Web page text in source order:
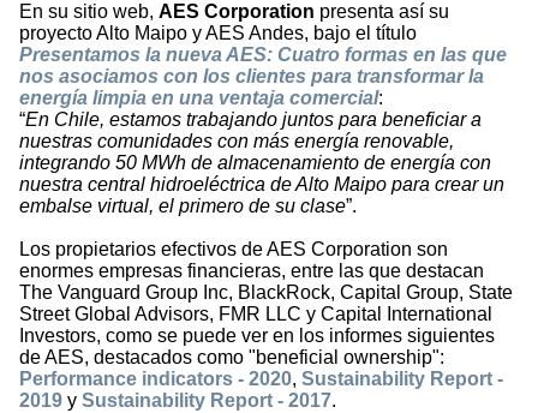
En su sitio web, AES Corporation presenta así su
proyecto Alto Maipo y AES Andes, bajo el título
Presentamos la nueva AES: Cuatro formas en las que
nos asociamos con los clientes para transformar la
energía limpia en una ventaja comercial:
“En Chile, estamos trabajando juntos para beneficiar a
nuestras comunidades con más energía renovable,
integrando 50 MWh de almacenamiento de energía con
nuestra central hidroeléctrica de Alto Maipo para crear un
embalse virtual, el primero de su clase”.
Los propietarios efectivos de AES Corporation son
enormes empresas financieras, entre las que destacan
The Vanguard Group Inc, BlackRock, Capital Group, State
Street Global Advisors, FMR LLC y Capital International
Investors, como se puede ver en los informes siguientes
de AES, destacados como "beneficial ownership":
Performance indicators - 2020, Sustainability Report -
2019 y Sustainability Report - 2017.